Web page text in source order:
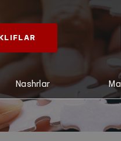
Nashrlar